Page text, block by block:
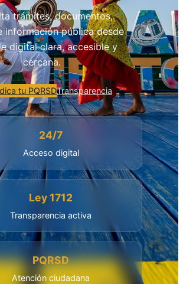
trámites, documentos,
información pública desde
digital clara, accesible y
cercana.
tu PQRSDTransparencia
24/7
Acceso digital
Ley 1712
Transparencia activa
PQRSD
Atención ciudadana